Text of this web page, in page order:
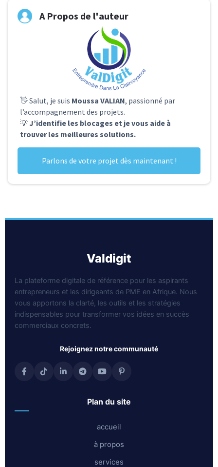
A Propos de l'auteur
👋 Salut, je suis Moussa VALIAN, passionné par
l’accompagnement des projets.
💡 J’identifie les blocages et je vous aide à
trouver les meilleures solutions.
Parlons de votre projet dès maintenant !
valdigit
La plateforme digitale de référence pour les aspirants
entrepreneurs et les dirigeants de PME en Afrique. Nous
vous apportons la clarté, les outils et les stratégies
indispensables pour transformer vos idées en succès
commerciaux concrets.
rejoignez notre communauté
plan du site
accueil
à propos
services